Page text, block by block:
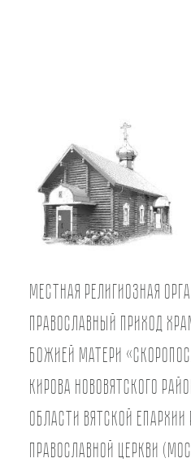
Местная религиозная
православный Приход
Божией Матери
Кирова Нововятского
области Вятской Епархии
Православной Церкви